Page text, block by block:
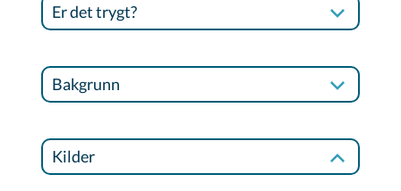
Er det trygt?
Bakgrunn
Kilder